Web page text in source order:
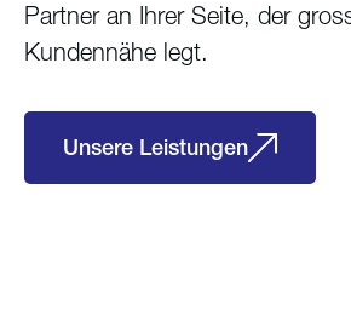
Partner an Ihrer Seite, der
Kundennähe legt.
Unsere Leistungen